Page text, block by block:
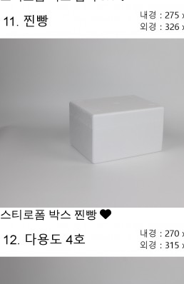
스티로폼 박스 찐빵